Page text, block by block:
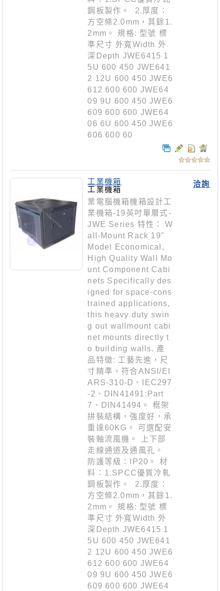
鋼板製作。 2.厚度：
方空條2.0mm，其餘1.
2mm。 規格: 型號 標
準尺寸 外寬Width 外
深Depth JWE6415 1
5U 600 450 JWE641
2 12U 600 450 JWE6
612 600 600 JWE64
09 9U 600 450 JWE6
609 600 600 JWE64
06 6U 600 450 JWE6
606 600 60
洽詢
工業機箱
工業機箱
業電腦機箱機箱設計工
業機箱-19英吋單層式-
JWE Series 特性： W
all-Mount Rack 19"
Model Economical,
High Quality Wall Mo
unt Component Cabi
nets Specifically des
igned for space-cons
trained applications,
this heavy duty swin
g out wallmount cabi
net mounts directly t
o building walls. 產
品特徵: 工藝先進，尺
寸精準，符合ANSI/EI
ARS-310-D、IEC297
-2、DIN41491:Part
7、DIN41494。 框架
拼裝結構，強度好，承
重達60KG。 可選配安
裝軸流風機。 上下部
走線通道及通風孔。
防護等級：IP20。 材
料：1.SPCC優質冷軋
鋼板製作。 2.厚度：
方空條2.0mm，其餘1.
2mm。 規格: 型號 標
準尺寸 外寬Width 外
深Depth JWE6415 1
5U 600 450 JWE641
2 12U 600 450 JWE6
612 600 600 JWE64
09 9U 600 450 JWE6
609 600 600 JWE64